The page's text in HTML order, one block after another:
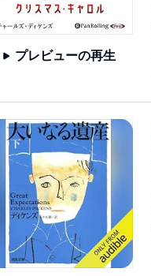
プレビューの再生